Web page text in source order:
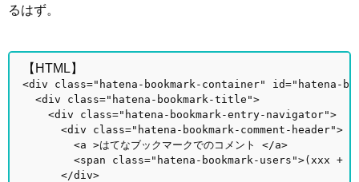
るはず。
【HTML】
<div class="hatena-bookmark-container" id="hatena-
<div class="hatena-bookmark-title">
<div class="hatena-bookmark-entry-navigator">
<div class="hatena-bookmark-comment-header">
<a >はてなブックマークでのコメント </a>
<span class="hatena-bookmark-users">(xxx +
</div>